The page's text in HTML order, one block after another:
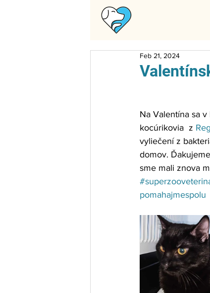
Feb 21, 2024
Na Valentína sa
kocúrikovia  z
vyliečení z
domov.
sme mali znova
pomahajmespolu